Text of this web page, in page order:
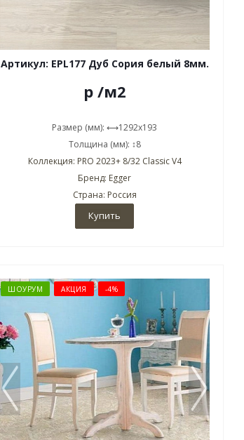
Артикул: EPL177 Дуб Сория белый 8мм.
р /м2
Размер (мм): ⟷1292x193
Толщина (мм): ↕8
Коллекция: PRO 2023+ 8/32 Classic V4
Бренд: Egger
Страна: Россия
Купить
ШОУРУМ АКЦИЯ -4%